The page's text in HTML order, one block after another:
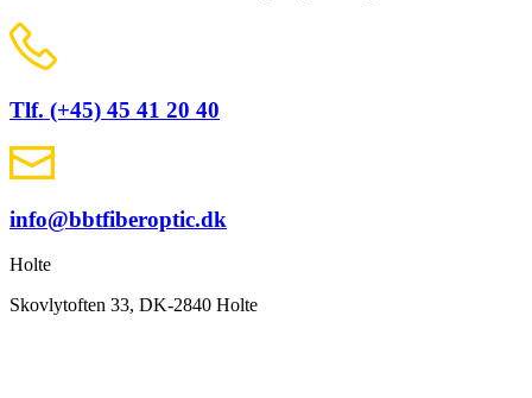
Tlf. (+45) 45 41 20 40
info@bbtfiberoptic.dk
Holte
Skovlytoften 33, DK-2840 Holte